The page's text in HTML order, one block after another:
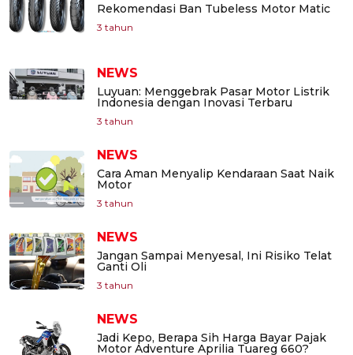
Rekomendasi Ban Tubeless Motor Matic
3 tahun
NEWS
Luyuan: Menggebrak Pasar Motor Listrik
Indonesia dengan Inovasi Terbaru
3 tahun
NEWS
Cara Aman Menyalip Kendaraan Saat Naik
Motor
3 tahun
NEWS
Jangan Sampai Menyesal, Ini Risiko Telat
Ganti Oli
3 tahun
NEWS
Jadi Kepo, Berapa Sih Harga Bayar Pajak
Motor Adventure Aprilia Tuareg 660?